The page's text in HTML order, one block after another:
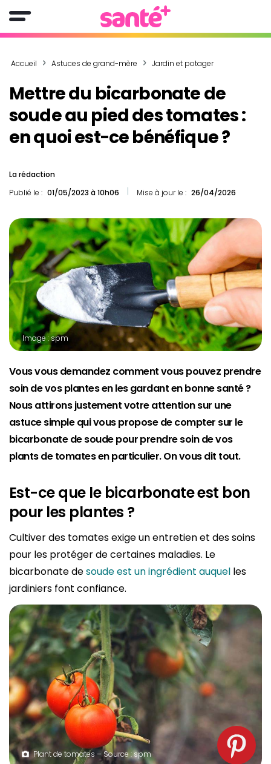
Accueil Astuces de grand-mère Jardin et potager
Mettre du bicarbonate de
soude au pied des tomates :
en quoi est-ce bénéfique ?
La rédaction
Publié le : 01/05/2023 à 10h06 Mise à jour le : 26/04/2026
Image : spm
Vous vous demandez comment vous pouvez prendre
soin de vos plantes en les gardant en bonne santé ?
Nous attirons justement votre attention sur une
astuce simple qui vous propose de compter sur le
bicarbonate de soude pour prendre soin de vos
plants de tomates en particulier. On vous dit tout.
Est-ce que le bicarbonate est bon
pour les plantes ?
Cultiver des tomates exige un entretien et des soins
pour les protéger de certaines maladies. Le
bicarbonate desoude est un ingrédient auquel les
jardiniers font confiance.
Plant de tomates – Source : spm